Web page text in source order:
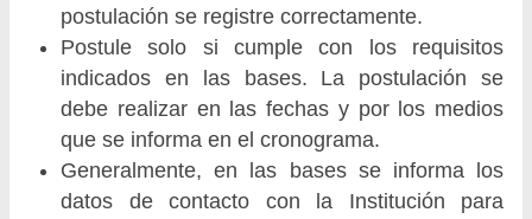
postulación se registre correctamente.
Postule solo si cumple con los requisitos
indicados en las bases. La postulación se
debe realizar en las fechas y por los medios
que se informa en el cronograma.
Generalmente, en las bases se informa los
datos de contacto con la Institución para